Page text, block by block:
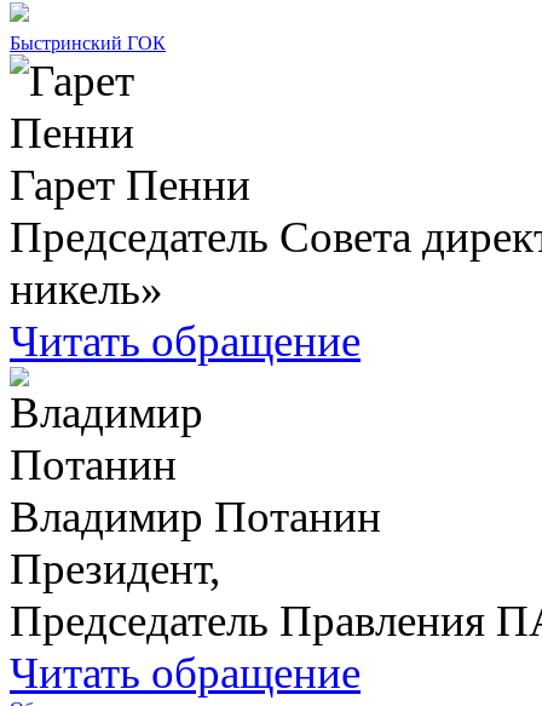
Быстринский ГОК
Гарет Пенни
Председатель Совета
никель»
Читать обращение
Владимир Потанин
Президент,
Председатель Правления
Читать обращение